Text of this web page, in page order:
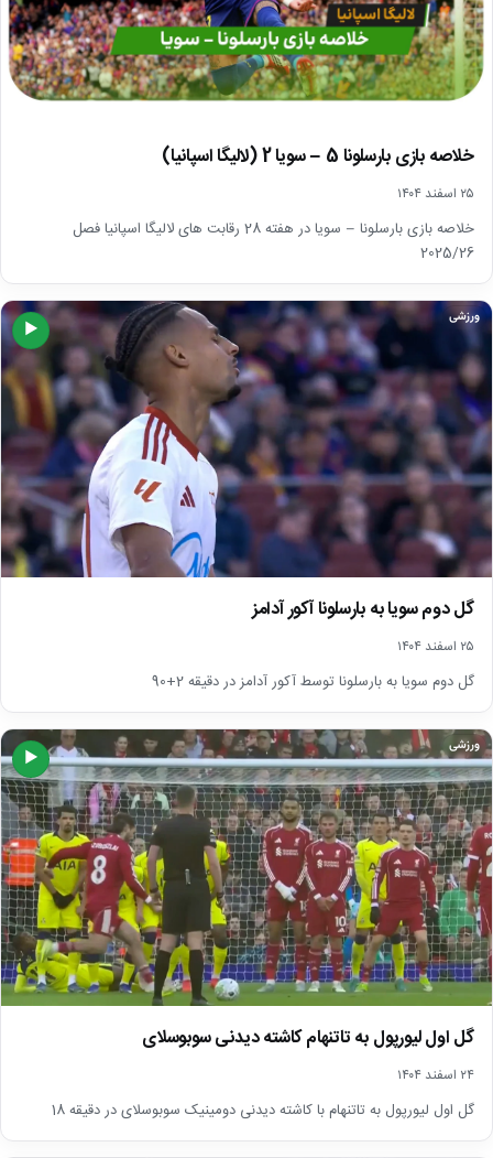
خلاصه بازی بارسلونا 5 – سویا 2 (لالیگا اسپانیا)
۲۵ اسفند ۱۴۰۴
خلاصه بازی بارسلونا – سویا در هفته 28 رقابت های لالیگا اسپانیا فصل
2025/26
▶
ورزشی
گل دوم سویا به بارسلونا آکور آدامز
۲۵ اسفند ۱۴۰۴
گل دوم سویا به بارسلونا توسط آکور آدامز در دقیقه 2+90
▶
ورزشی
گل اول لیورپول به تاتنهام کاشته دیدنی سوبوسلای
۲۴ اسفند ۱۴۰۴
گل اول لیورپول به تاتنهام با کاشته دیدنی دومینیک سوبوسلای در دقیقه 18